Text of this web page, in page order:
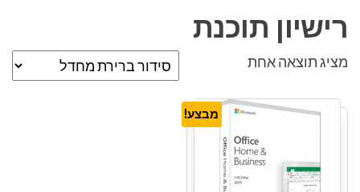
רישיון תוכנת
מציג תוצאה אחת
מבצע!